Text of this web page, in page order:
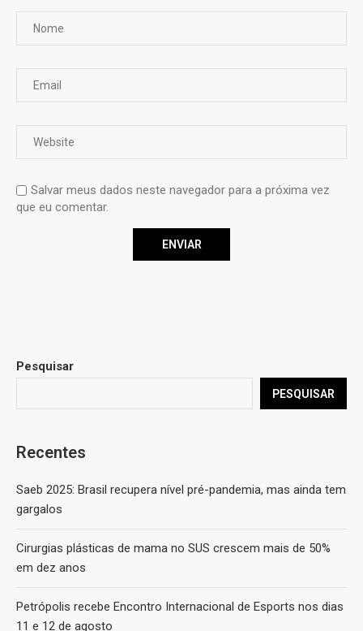
Salvar meus dados neste navegador para a próxima vez
que eu comentar.
Pesquisar
PESQUISAR
Recentes
Saeb 2025: Brasil recupera nível pré-pandemia, mas ainda tem
gargalos
Cirurgias plásticas de mama no SUS crescem mais de 50%
em dez anos
Petrópolis recebe Encontro Internacional de Esports nos dias
11 e 12 de agosto